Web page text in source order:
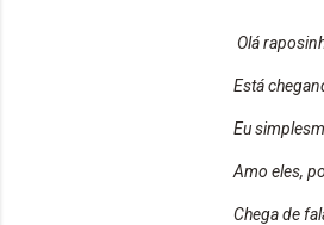
Olá
Está
Eu
Amo eles,
Chega de